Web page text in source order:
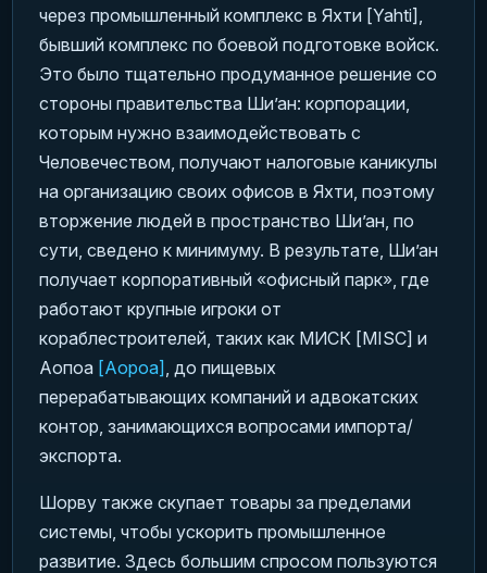
через промышленный комплекс в Яхти [Yahti],
бывший комплекс по боевой подготовке войск.
Это было тщательно продуманное решение со
стороны правительства Ши’ан: корпорации,
которым нужно взаимодействовать с
Человечеством, получают налоговые каникулы
на организацию своих офисов в Яхти, поэтому
вторжение людей в пространство Ши’ан, по
сути, сведено к минимуму. В результате, Ши’ан
получает корпоративный «офисный парк», где
работают крупные игроки от
кораблестроителей, таких как МИСК [MISC] и
Аопоа [Aopoa] , до пищевых
перерабатывающих компаний и адвокатских
контор, занимающихся вопросами импорта/
экспорта.
Шорву также скупает товары за пределами
системы, чтобы ускорить промышленное
развитие. Здесь большим спросом пользуются